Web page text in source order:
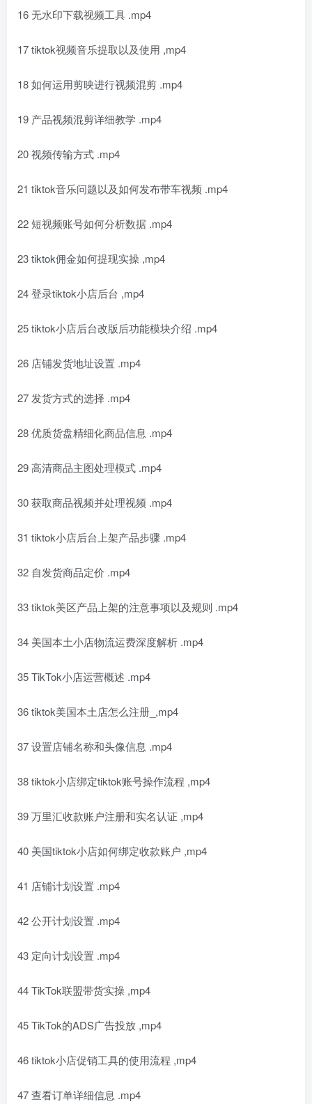
16 无水印下载视频工具 .mp4
17 tiktok视频音乐提取以及使用 ,mp4
18 如何运用剪映进行视频混剪 .mp4
19 产品视频混剪详细教学 .mp4
20 视频传输方式 .mp4
21 tiktok音乐问题以及如何发布带车视频 .mp4
22 短视频账号如何分析数据 .mp4
23 tiktok佣金如何提现实操 ,mp4
24 登录tiktok小店后台 ,mp4
25 tiktok小店后台改版后功能模块介绍 .mp4
26 店铺发货地址设置 .mp4
27 发货方式的选择 .mp4
28 优质货盘精细化商品信息 .mp4
29 高清商品主图处理模式 .mp4
30 获取商品视频并处理视频 .mp4
31 tiktok小店后台上架产品步骤 .mp4
32 自发货商品定价 .mp4
33 tiktok美区产品上架的注意事项以及规则 .mp4
34 美国本土小店物流运费深度解析 .mp4
35 TikTok小店运营概述 .mp4
36 tiktok美国本土店怎么注册_,mp4
37 设置店铺名称和头像信息 .mp4
38 tiktok小店绑定tiktok账号操作流程 ,mp4
39 万里汇收款账户注册和实名认证 ,mp4
40 美国tiktok小店如何绑定收款账户 ,mp4
41 店铺计划设置 .mp4
42 公开计划设置 .mp4
43 定向计划设置 .mp4
44 TikTok联盟带货实操 ,mp4
45 TikTok的ADS广告投放 ,mp4
46 tiktok小店促销工具的使用流程 ,mp4
47 查看订单详细信息 .mp4